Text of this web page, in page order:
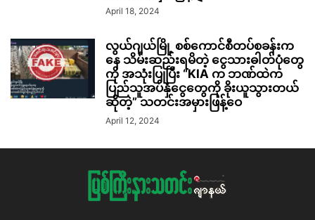
April 18, 2024
လွယ်ဂျယ်မြို့ စစ်ကောင်စီတပ်စခန်းက
နေ သိမ်းဆည်းရမိတဲ့ ငွေသားဓါတ်ပုံတွေ
ကို အသုံးပြုပြီး “KIA က ဘဏ်ထဲက
ပြည်သူအပ်နှံငွေတွေကို ခိုးယူသွားတယ်
ဆိုတဲ့” သတင်းအမှားဖြန့်ဝေ
April 12, 2024